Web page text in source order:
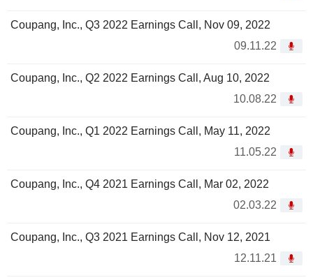
Coupang, Inc., Q3 2022 Earnings Call, Nov 09, 2022
09.11.22
Coupang, Inc., Q2 2022 Earnings Call, Aug 10, 2022
10.08.22
Coupang, Inc., Q1 2022 Earnings Call, May 11, 2022
11.05.22
Coupang, Inc., Q4 2021 Earnings Call, Mar 02, 2022
02.03.22
Coupang, Inc., Q3 2021 Earnings Call, Nov 12, 2021
12.11.21